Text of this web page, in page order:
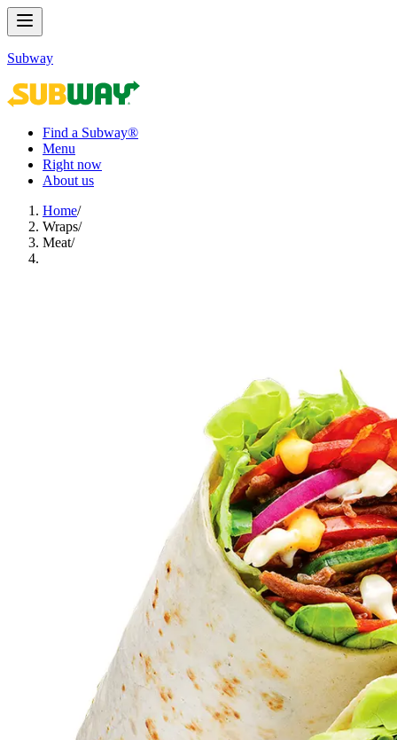
Subway
Find a Subway®
Menu
Right now
About us
Home/
Wraps​​​​‌ ‍ ​‍​‍‌‍ ‌ ​‍‌‍‍‌‌‍‌ ‌‍‍‌‌‍ ‍​‍​‍​ ‍‍​‍​‍‌ ​ ‌‍​‌‌‍ ‍‌‍‍‌‌ ‌​‌ ‍‌​‍ ‍‌‍‍‌‌‍ ​‍​‍​‍ ​​‍​‍‌‍‍​‌ ​‍‌‍‌‌‌‍‌‍​‍​‍​ ‍‍​‍​‍‌‍‍​‌ ‌​‌ ‌​‌ ​​‌ ​ ​ ‍‍​‍ ​‍ ‌‍ ‍‌‍ ‌ ​‍‌‍‌​‌‍‍‌‌‍​ ​‍ ‌‌‍​‍‌‍‍‌‌ ‌​‌‍‌‌‌ ​ ​‍ ‌‌‍‌ ‌ ​‍‌‍ ‌ ‌‌‌ ​​​‍ ‌‌ ​ ‌ ‌​‌ ‌‌‌‍‌​‌‍‍‌‌‍ ​‍ ‍‌ ‌‍‌‍‌‌‌ ​‍‌‍​ ‌‍‌‌‌‍ ​​‍ ‍‌‍​‌‌ ​​‌ ​​​‍ ‌‍‍‌‌‍ ‍‌ ‌​‌‍‌‌‌‍ ‍‌ ‌​​‍ ‌‍‌‌‌‍‌​‌‍‍‌‌ ‌​​‍ ‌‍ ‌‌‍ ‌‍‌​‌‍‌‌​ ‌‌ ​​‌ ​‍‌‍‌‌‌ ​ ‌‍‌‌‌‍ ‍‌ ‌​‌‍​‌‌ ‌​‌‍‍‌‌‍ ‌‍ ‍​ ‍ ‌‍‍‌‌‍‌​​ ‌‌‍​‌‌‍‌‌‌‍‌‌​ ​‍‌‍​ ​ ​‌​ ​‍​ ‍​​‍ ‌‌‍‌‍‌‍​ ‌‍‌‌‌‍‌​​‍ ‌​ ‌​​ ​‍​ ​‍​ ‍‌​‍ ‌‌‍​‍​ ‌‍​ ‌‌‌‍​‌​‍ ‌‌‍​ ‌‍​ ‌‍​‌​ ​‌‌‍​‌​ ‌‌‌‍‌‌​ ​​​ ‌‌‌‍​‌‌‍‌​​ ​‌​ ‍ ‌ ‌​‌ ‍‌‌ ​​‌‍‌‌​ ‌‌‍​ ‌‍​‌‌ ‌​‌‍‌‌‌‍‌ ‌‍ ‌ ​‍‌ ‍‌​ ‍ ‌ ​​‌‍​‌‌ ‌​‌‍‍​​ ‌‌‍ ‍‌‍​‌‌‍ ‌‌‍‌‌​‍‌‌​ ‌‌‌​​‍‌‌ ‌‍‍ ‌‍‌‌‌ ‍‌​‍‌‌​ ​ ‌​‌​​‍‌‌​ ​ ‌​‌​​‍‌‌​ ​‍​ ​‍‌‍‌‌‌‍ ‍​‍‌‌​ ​‍​ ​‍​‍‌‌​ ‌‌‌​‌​​‍ ‍‌ ‌‍‌‍​‌‌‍ ​‌ ‌‌‌‍‌‌​ ‌‍​‍‌‍​‌‌ ​ ‌‍‌‌‌‌‌‌‌ ​‍‌‍ ​​ ‌‌‍‍​‌ ‌​‌ ‌​‌ ​​‌ ​ ​‍‌‌​ ​ ‌​​‌​‍‌‌​ ​‍‌​‌‍​‍‌‌​ ​‍‌​‌‍‌‍ ‍‌‍ ‌ ​‍‌‍‌​‌‍‍‌‌‍​ ​‍ ‌‌‍​‍‌‍‍‌‌ ‌​‌‍‌‌‌ ​ ​‍ ‌‌‍‌ ‌ ​‍‌‍ ‌ ‌‌‌ ​​​‍ ‌‌ ​ ‌ ‌​‌ ‌‌‌‍‌​‌‍‍‌‌‍ ​‍ ‍‌ ‌‍‌‍‌‌‌ ​‍‌‍​ ‌‍‌‌‌‍ ​​‍ ‍‌‍​‌‌ ​​‌ ​​​‍‌‍‌‍‍‌‌‍‌​​ ‌‌‍​‌‌‍‌‌‌‍‌‌​ ​‍‌‍​ ​ ​‌​ ​‍​ ‍​​‍ ‌‌‍‌‍‌‍​ ‌‍‌‌‌‍‌​​‍ ‌​ ‌​​ ​‍​ ​‍​ ‍‌​‍ ‌‌‍​‍​ ‌‍​ ‌‌‌‍​‌​‍ ‌‌‍​ ‌‍​ ‌‍​‌​ ​‌‌‍​‌​ ‌‌‌‍‌‌​ ​​​ ‌‌‌‍​‌‌‍‌​​ ​‌​‍‌‍‌ ‌​‌ ‍‌‌ ​​‌‍‌‌​ ‌‌‍​ ‌‍​‌‌ ‌​‌‍‌‌‌‍‌ ‌‍ ‌ ​‍‌ ‍‌​‍‌‍‌ ​​‌‍​‌‌ ‌​‌‍‍​​ ‌‌‍ ‍‌‍​‌‌‍ ‌‌‍‌‌​‍‌‌​ ‌‌‌​​‍‌‌ ‌‍‍ ‌‍‌‌‌ ‍‌​‍‌‌​ ​ ‌​‌​​‍‌‌​ ​ ‌​‌​​‍‌‌​ ​‍​ ​‍‌‍‌‌‌‍ ‍​‍‌‌​ ​‍​ ​‍​‍‌‌​ ‌‌‌​‌​​‍ ‍‌ ‌‍‌‍​‌‌‍ ​‌ ‌‌‌‍‌‌​‍‌‍‌ ​​‌‍‌‌‌ ​‍‌ ​ ‌ ​​‌‍‌‌‌‍​ ‌ ‌​‌‍‍‌‌ ‌‍‌‍‌‌​ ‌‌ ​​‌ ‌‌‌‍​‍‌‍ ​‌‍‍‌‌ ​ ‌‍‍​‌‍‌‌‌‍‌​​‍​‍‌ ‌/
Meat​​​​‌ ‍ ​‍​‍‌‍ ‌ ​‍‌‍‍‌‌‍‌ ‌‍‍‌‌‍ ‍​‍​‍​ ‍‍​‍​‍‌ ​ ‌‍​‌‌‍ ‍‌‍‍‌‌ ‌​‌ ‍‌​‍ ‍‌‍‍‌‌‍ ​‍​‍​‍ ​​‍​‍‌‍‍​‌ ​‍‌‍‌‌‌‍‌‍​‍​‍​ ‍‍​‍​‍‌‍‍​‌ ‌​‌ ‌​‌ ​​‌ ​ ​ ‍‍​‍ ​‍ ‌‍ ‍‌‍ ‌ ​‍‌‍‌​‌‍‍‌‌‍​ ​‍ ‌‌‍​‍‌‍‍‌‌ ‌​‌‍‌‌‌ ​ ​‍ ‌‌‍‌ ‌ ​‍‌‍ ‌ ‌‌‌ ​​​‍ ‌‌ ​ ‌ ‌​‌ ‌‌‌‍‌​‌‍‍‌‌‍ ​‍ ‍‌ ‌‍‌‍‌‌‌ ​‍‌‍​ ‌‍‌‌‌‍ ​​‍ ‍‌‍​‌‌ ​​‌ ​​​‍ ‌‍‍‌‌‍ ‍‌ ‌​‌‍‌‌‌‍ ‍‌ ‌​​‍ ‌‍‌‌‌‍‌​‌‍‍‌‌ ‌​​‍ ‌‍ ‌‌‍ ‌‍‌​‌‍‌‌​ ‌‌ ​​‌ ​‍‌‍‌‌‌ ​ ‌‍‌‌‌‍ ‍‌ ‌​‌‍​‌‌ ‌​‌‍‍‌‌‍ ‌‍ ‍​ ‍ ‌‍‍‌‌‍‌​​ ‌​ ​ ‌‍‌‌​ ​​​ ​‌‌‍‌​‌‍​‍​ ‍​‌‍‌​​‍ ‌‌‍‌‌​ ​‌‌‍‌‌​ ‍‌​‍ ‌​ ‌​​ ‌​​ ‍‌​ ‌ ​‍ ‌‌‍​‌​ ​​‌‍​‍​ ‌ ​‍ ‌​ ‌ ​ ‍‌​ ‌​​ ‌​​ ​‌​ ​‌​ ‌ ‌‍‌‌‌‍‌​​ ‍‌​ ‌‌​ ​‍​ ‍ ‌ ‌​‌ ‍‌‌ ​​‌‍‌‌​ ‌‌ ​ ‌ ‌‌‌‍​‍‌‍​ ‌‍​‌‌ ‌​‌‍‌‌‌‍‌ ‌‍ ‌ ​‍‌ ‍‌​ ‍ ‌ ​​‌‍​‌‌ ‌​‌‍‍​​ ‌‌‍ ‍‌‍​‌‌‍ ‌‌‍‌‌​‍‌‌​ ‌‌‌​​‍‌‌ ‌‍‍ ‌‍‌‌‌ ‍‌​‍‌‌​ ​ ‌​‌​​‍‌‌​ ​ ‌​‌​​‍‌‌​ ​‍​ ​‍‌‍‌‌‌‍ ‍​‍‌‌​ ​‍​ ​‍​‍‌‌​ ‌‌‌​‌​​‍ ‍‌ ‌‍‌‍​‌‌‍ ​‌ ‌‌‌‍‌‌​ ‌‍​‍‌‍​‌‌ ​ ‌‍‌‌‌‌‌‌‌ ​‍‌‍ ​​ ‌‌‍‍​‌ ‌​‌ ‌​‌ ​​‌ ​ ​‍‌‌​ ​ ‌​​‌​‍‌‌​ ​‍‌​‌‍​‍‌‌​ ​‍‌​‌‍‌‍ ‍‌‍ ‌ ​‍‌‍‌​‌‍‍‌‌‍​ ​‍ ‌‌‍​‍‌‍‍‌‌ ‌​‌‍‌‌‌ ​ ​‍ ‌‌‍‌ ‌ ​‍‌‍ ‌ ‌‌‌ ​​​‍ ‌‌ ​ ‌ ‌​‌ ‌‌‌‍‌​‌‍‍‌‌‍ ​‍ ‍‌ ‌‍‌‍‌‌‌ ​‍‌‍​ ‌‍‌‌‌‍ ​​‍ ‍‌‍​‌‌ ​​‌ ​​​‍‌‍‌‍‍‌‌‍‌​​ ‌​ ​ ‌‍‌‌​ ​​​ ​‌‌‍‌​‌‍​‍​ ‍​‌‍‌​​‍ ‌‌‍‌‌​ ​‌‌‍‌‌​ ‍‌​‍ ‌​ ‌​​ ‌​​ ‍‌​ ‌ ​‍ ‌‌‍​‌​ ​​‌‍​‍​ ‌ ​‍ ‌​ ‌ ​ ‍‌​ ‌​​ ‌​​ ​‌​ ​‌​ ‌ ‌‍‌‌‌‍‌​​ ‍‌​ ‌‌​ ​‍​‍‌‍‌ ‌​‌ ‍‌‌ ​​‌‍‌‌​ ‌‌ ​ ‌ ‌‌‌‍​‍‌‍​ ‌‍​‌‌ ‌​‌‍‌‌‌‍‌ ‌‍ ‌ ​‍‌ ‍‌​‍‌‍‌ ​​‌‍​‌‌ ‌​‌‍‍​​ ‌‌‍ ‍‌‍​‌‌‍ ‌‌‍‌‌​‍‌‌​ ‌‌‌​​‍‌‌ ‌‍‍ ‌‍‌‌‌ ‍‌​‍‌‌​ ​ ‌​‌​​‍‌‌​ ​ ‌​‌​​‍‌‌​ ​‍​ ​‍‌‍‌‌‌‍ ‍​‍‌‌​ ​‍​ ​‍​‍‌‌​ ‌‌‌​‌​​‍ ‍‌ ‌‍‌‍​‌‌‍ ​‌ ‌‌‌‍‌‌​‍‌‍‌ ​​‌‍‌‌‌ ​‍‌ ​ ‌ ​​‌‍‌‌‌‍​ ‌ ‌​‌‍‍‌‌ ‌‍‌‍‌‌​ ‌‌ ​​‌ ‌‌‌‍​‍‌‍ ​‌‍‍‌‌ ​ ‌‍‍​‌‍‌‌‌‍‌​​‍​‍‌ ‌/